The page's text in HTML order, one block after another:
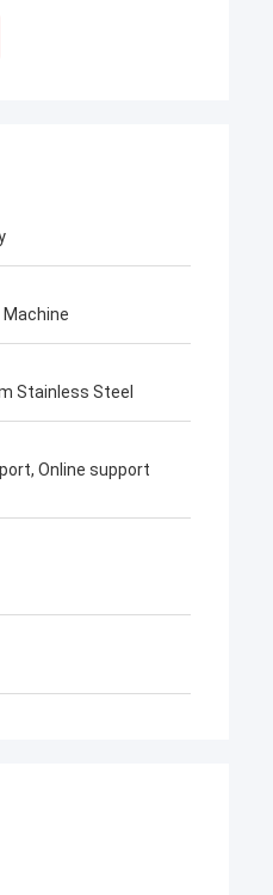
Machine
Stainless Steel
Online support